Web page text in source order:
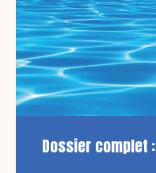
Dossier complet :